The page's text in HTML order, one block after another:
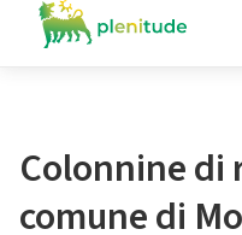
Colonnine di
comune di